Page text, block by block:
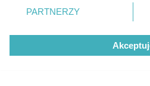
zmienić/wycofać klikając
znajdujący się w lewym dolnym
rodzaje przetwarzania danych
użytkownika, ale masz prawo
przetwarzaniu. Preferencje będą
PARTNERZY